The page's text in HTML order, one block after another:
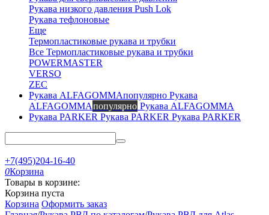
Рукава низкого давления Push Lok
Рукава тефлоновые
Еще
Термопластиковые рукава и трубки
Все Термопластиковые рукава и трубки
POWERMASTER
VERSO
ZEC
Рукава
ALFAGOMMAпопулярно Рукава ALFAGOMMA
Рукава PARKER Рукава PARKER
+7(495)204-16-40
0Корзина
Товары в корзине:
Корзина пуста
Корзина Оформить заказ